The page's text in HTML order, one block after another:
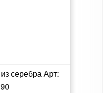
серебра Арт: